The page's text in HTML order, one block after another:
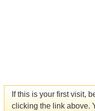
If this is your first visit,
clicking the link above.